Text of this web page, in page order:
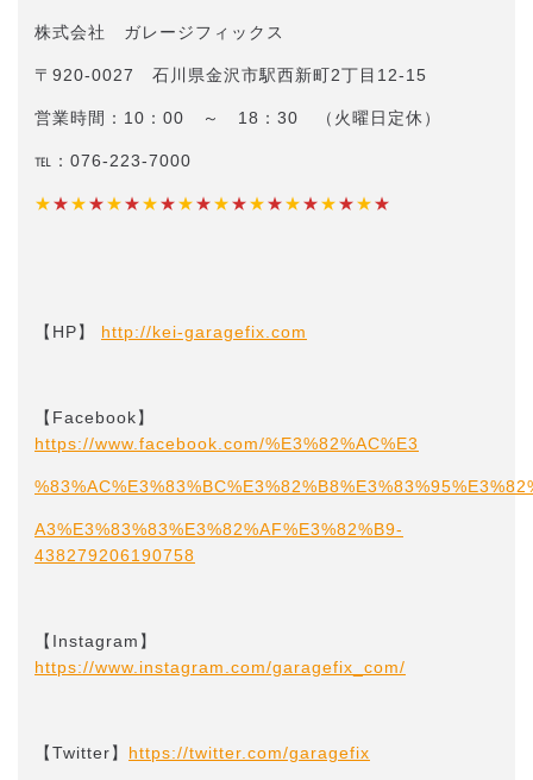
株式会社 ガレージフィックス
〒920-0027 石川県金沢市駅西新町2丁目12-15
営業時間：10：00 ～ 18：30 （火曜日定休）
℡：076-223-7000
★★★★★★★★★★★★★★★★★★★★
【HP】 http://kei-garagefix.com​​
【Facebook】
https://www.facebook.com/%E3%82%AC%E3
A3%E3%83%83%E3%82%AF%E3%82%B9-
438279206190758
【Instagram】
https://www.instagram.com/garagefix_com/
【Twitter】 https://twitter.com/garagefix